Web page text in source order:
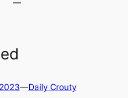
—Daily Crouty